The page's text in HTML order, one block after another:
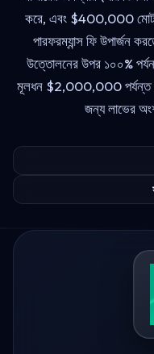
করে, এবং $400,000 মোট
পারফরম্যান্স ফি উপার্জন
উত্তোলনের উপর ১০০%
মূলধন $2,000,000 পর্যন্ত
জন্য লাভের